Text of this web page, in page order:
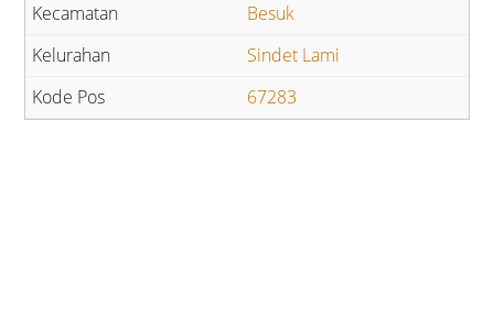
Besuk
Sindet Lami
67283